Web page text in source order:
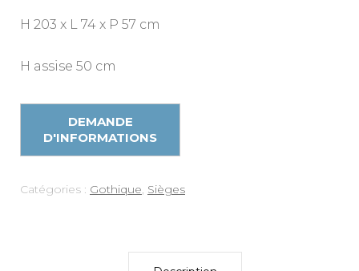
H 203 x L 74 x P 57 cm
H assise 50 cm
Catégories : Gothique, Sièges